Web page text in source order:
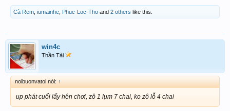
Cà Rem iumainhe Phuc-Loc-Tho and 2 others like this.
win4c
Thần Tài
noibuonvatoi nói: ↑
up phát cuối lấy hên chơi, zô 1 lụm 7 chai, ko zô lỗ 4 chai